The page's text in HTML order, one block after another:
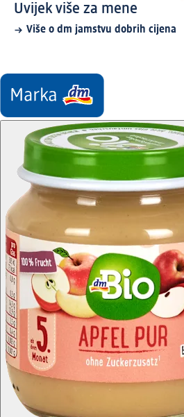
Uvijek više za mene
Više o dm jamstvu dobrih cijena